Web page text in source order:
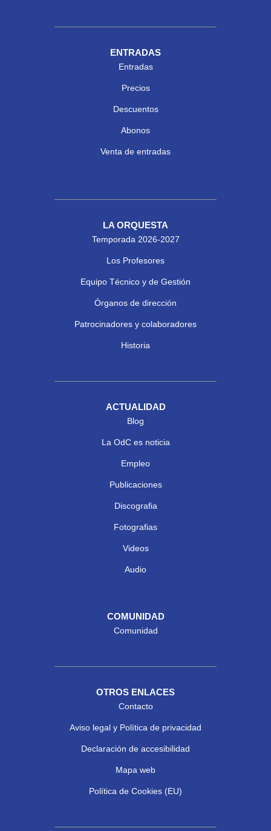
ENTRADAS
Entradas
Precios
Descuentos
Abonos
Venta de entradas
LA ORQUESTA
Temporada 2026-2027
Los Profesores
Equipo Técnico y de Gestión
Órganos de dirección
Patrocinadores y colaboradores
Historia
ACTUALIDAD
Blog
La OdC es noticia
Empleo
Publicaciones
Discografia
Fotografias
Videos
Audio
COMUNIDAD
Comunidad
OTROS ENLACES
Contacto
Aviso legal y Política de privacidad
Declaración de accesibilidad
Mapa web
Política de Cookies (EU)